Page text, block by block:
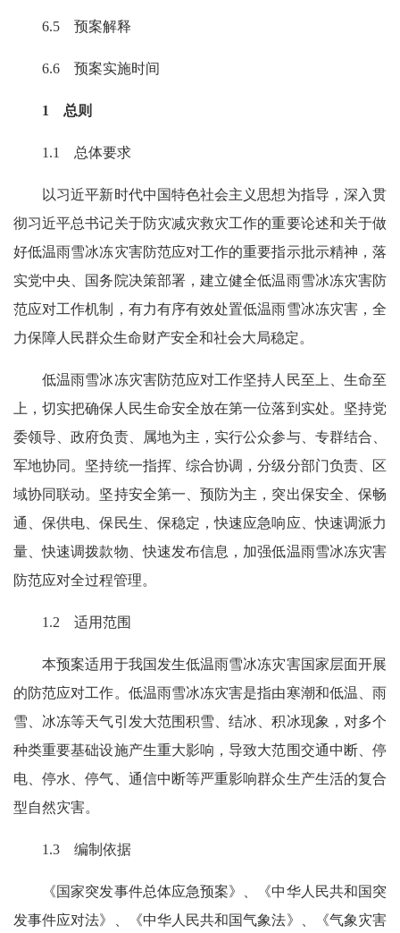
6.5 预案解释
6.6 预案实施时间
1 总则
1.1 总体要求
以习近平新时代中国特色社会主义思想为指导，深入贯
彻习近平总书记关于防灾减灾救灾工作的重要论述和关于做
好低温雨雪冰冻灾害防范应对工作的重要指示批示精神，落
实党中央、国务院决策部署，建立健全低温雨雪冰冻灾害防
范应对工作机制，有力有序有效处置低温雨雪冰冻灾害，全
力保障人民群众生命财产安全和社会大局稳定。
低温雨雪冰冻灾害防范应对工作坚持人民至上、生命至
上，切实把确保人民生命安全放在第一位落到实处。坚持党
委领导、政府负责、属地为主，实行公众参与、专群结合、
军地协同。坚持统一指挥、综合协调，分级分部门负责、区
域协同联动。坚持安全第一、预防为主，突出保安全、保畅
通、保供电、保民生、保稳定，快速应急响应、快速调派力
量、快速调拨款物、快速发布信息，加强低温雨雪冰冻灾害
防范应对全过程管理。
1.2 适用范围
本预案适用于我国发生低温雨雪冰冻灾害国家层面开展
的防范应对工作。低温雨雪冰冻灾害是指由寒潮和低温、雨
雪、冰冻等天气引发大范围积雪、结冰、积冰现象，对多个
种类重要基础设施产生重大影响，导致大范围交通中断、停
电、停水、停气、通信中断等严重影响群众生产生活的复合
型自然灾害。
1.3 编制依据
《国家突发事件总体应急预案》、《中华人民共和国突
发事件应对法》、《中华人民共和国气象法》、《气象灾害